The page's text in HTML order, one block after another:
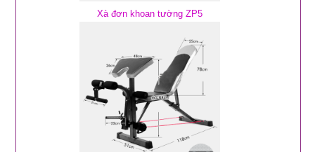
Xà đơn khoan tường ZP5